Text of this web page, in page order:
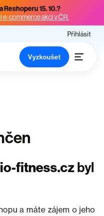
Reshoperu 15. 10.?
e-commerce akci v ČR.
Přihlásit
Vyzkoušet
fitness.cz byl
a máte zájem o jeho